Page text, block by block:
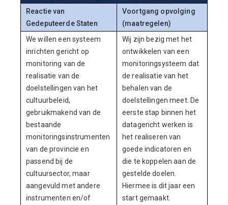
Reactie van
Gedeputeerde Staten
Voortgang opvolging
(maatregelen)
We willen een systeem
inrichten gericht op
monitoring van de
realisatie van de
doelstellingen van het
cultuurbeleid,
gebruikmakend van de
bestaande
monitoringsinstrumenten
van de provincie en
passend bij de
cultuursector, maar
aangevuld met andere
instrumenten en/of
Wij zijn bezig met het
ontwikkelen van een
monitoringsysteem dat
de realisatie van het
behalen van de
doelstellingen meet. De
eerste stap binnen het
datagericht werken is
het realiseren van
goede indicatoren en
die te koppelen aan de
gestelde doelen.
Hiermee is dit jaar een
start gemaakt.